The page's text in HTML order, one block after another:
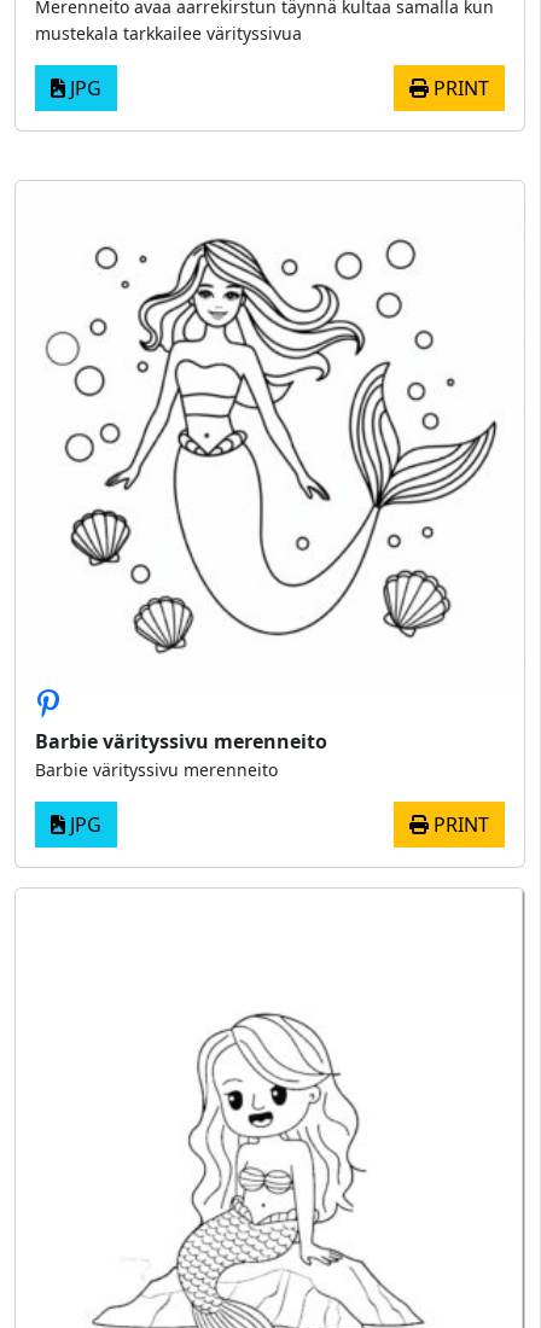
Merenneito avaa aarrekirstun täynnä kultaa samalla kun
mustekala tarkkailee värityssivua
JPG PRINT
Barbie värityssivu merenneito
Barbie värityssivu merenneito
JPG PRINT